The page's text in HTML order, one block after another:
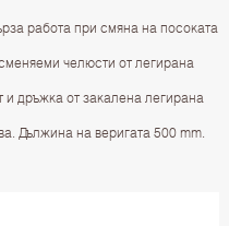
работа при смяна на посоката
челюсти от легирана
дръжка от закалена легирана
Дължина на веригата 500 mm.